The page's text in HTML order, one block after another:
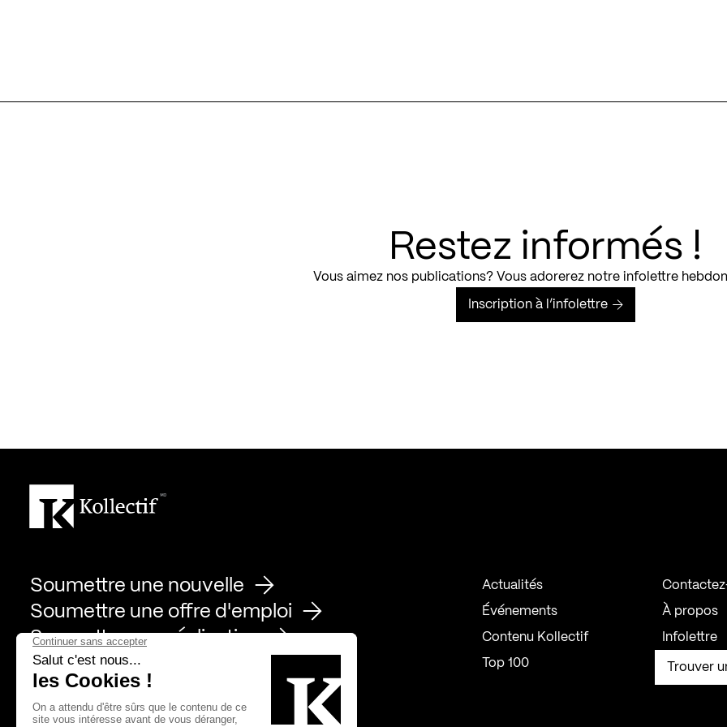
Restez informés !
Vous aimez nos publications? Vous adorerez notre infolettre
Inscription à l’infolettre
Soumettre une nouvelle
Soumettre une offre d'emploi
Soumettre une réalisation
Actualités
Événements
Contenu Kollectif
Top 100
À propos
Infolettre
Trouver